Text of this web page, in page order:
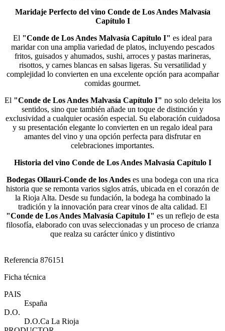
Maridaje Perfecto del vino Conde de Los Andes Malvasía
Capítulo I
El "Conde de Los Andes Malvasía Capítulo I" es ideal para
maridar con una amplia variedad de platos, incluyendo pescados
fritos, guisados y ahumados, sushi, arroces y pastas marineras,
risottos, y carnes blancas en salsas ligeras. Su versatilidad y
complejidad lo convierten en una excelente opción para acompañar
comidas gourmet​.
El "Conde de Los Andes Malvasía Capítulo I" no solo deleita los
sentidos, sino que también añade un toque de distinción y
exclusividad a cualquier ocasión especial. Su elaboración cuidadosa
y su presentación elegante lo convierten en un regalo ideal para
amantes del vino y una opción perfecta para disfrutar en
celebraciones importantes​.
Historia del vino Conde de Los Andes Malvasía Capítulo I
Bodegas Ollauri-Conde de los Andes es una bodega con una rica
historia que se remonta varios siglos atrás, ubicada en el corazón de
la Rioja Alta. Desde su fundación, la bodega ha combinado la
tradición y la innovación para crear vinos de alta calidad. El
"Conde de Los Andes Malvasía Capítulo I" es un reflejo de esta
filosofía, elaborado con uvas seleccionadas y un proceso de crianza
que realza su carácter único y distintivo
Referencia 876151
Ficha técnica
PAIS
España
D.O.
D.O.Ca La Rioja